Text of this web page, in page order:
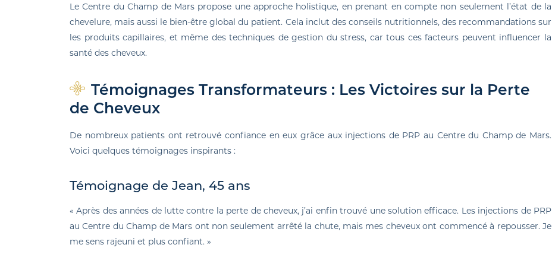
Le Centre du Champ de Mars propose une approche holistique, en prenant en compte non seulement l’état de la
chevelure, mais aussi le bien-être global du patient. Cela inclut des conseils nutritionnels, des recommandations sur
les produits capillaires, et même des techniques de gestion du stress, car tous ces facteurs peuvent influencer la
santé des cheveux.
Témoignages Transformateurs : Les Victoires sur la Perte
de Cheveux
De nombreux patients ont retrouvé confiance en eux grâce aux injections de PRP au Centre du Champ de Mars.
Voici quelques témoignages inspirants :
Témoignage de Jean, 45 ans
« Après des années de lutte contre la perte de cheveux, j’ai enfin trouvé une solution efficace. Les injections de PRP
au Centre du Champ de Mars ont non seulement arrêté la chute, mais mes cheveux ont commencé à repousser. Je
me sens rajeuni et plus confiant. »